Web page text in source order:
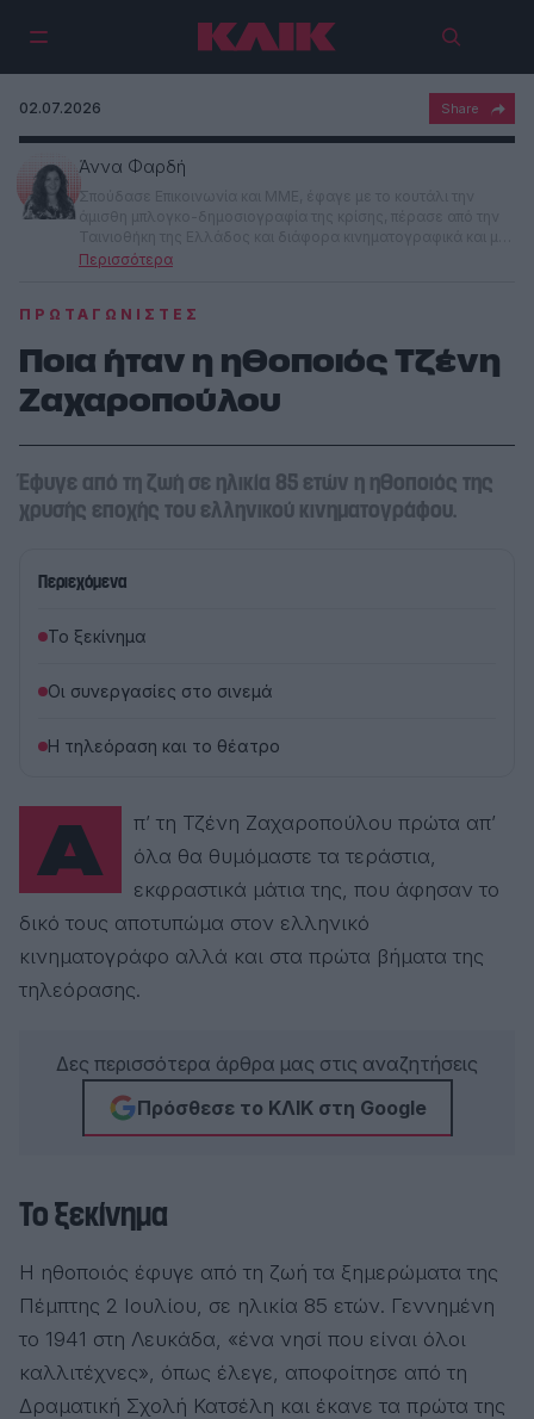
02.07.2026
ΠΡΩΤΑΓΩΝΙΣΤΈΣ
Ποια ήταν η ηθοποιός Τζένη
Ζαχαροπούλου
Έφυγε από τη ζωή σε ηλικία 85 ετών η ηθοποιός της
χρυσής εποχής του ελληνικού κινηματογράφου.
Περιεχόμενα
Το ξεκίνημα
Οι συνεργασίες στο σινεμά
Η τηλεόραση και το θέατρο
Απ’ τη Τζένη Ζαχαροπούλου πρώτα απ’
όλα θα θυμόμαστε τα τεράστια,
εκφραστικά μάτια της, που άφησαν το
δικό τους αποτυπώμα στον ελληνικό
κινηματογράφο αλλά και στα πρώτα βήματα της
τηλεόρασης.
Δες περισσότερα άρθρα μας στις αναζητήσεις
Πρόσθεσε το ΚΛΙΚ στη Google
Το ξεκίνημα
Η ηθοποιός έφυγε από τη ζωή τα ξημερώματα της
Πέμπτης 2 Ιουλίου, σε ηλικία 85 ετών. Γεννημένη
το 1941 στη Λευκάδα, «ένα νησί που είναι όλοι
καλλιτέχνες», όπως έλεγε, αποφοίτησε από τη
Δραματική Σχολή Κατσέλη και έκανε τα πρώτα της
Άννα Φαρδή
φεστιβάλ και κατέληξε στην αρχισυνταξία έντυπου και
ζωή και τον παραλογισμό γύρω μας.